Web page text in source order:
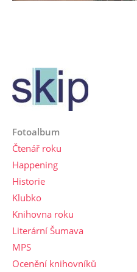
Fotoalbum
Čtenář roku
Happening
Historie
Klubko
Knihovna roku
Literární Šumava
MPS
Ocenění knihovníků